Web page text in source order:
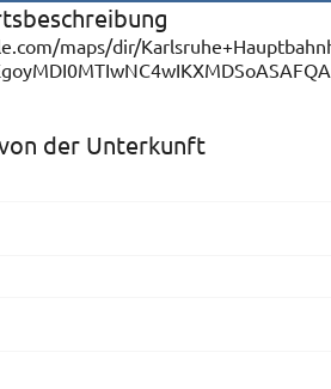
maps/dir/
der Unterkunft